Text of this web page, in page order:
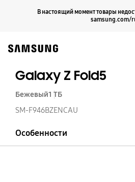
В настоящий момент товары
samsung.com/
Galaxy Z Fold5
Бежевый1 ТБ
SM-F946BZENCAU
Особенности